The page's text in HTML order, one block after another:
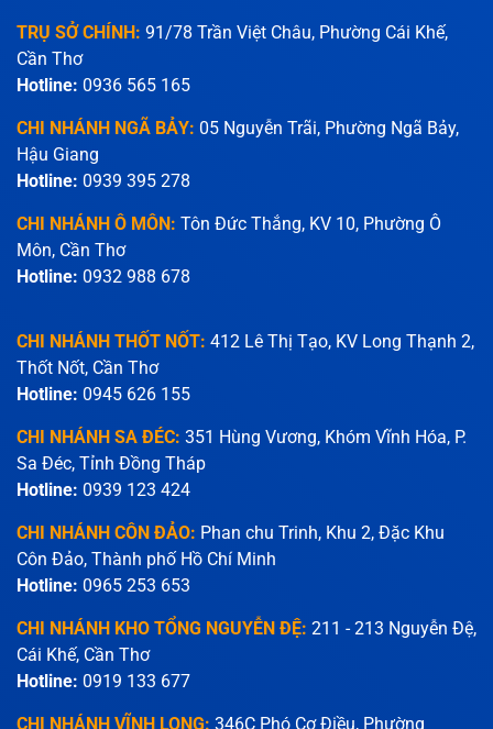
TRỤ SỞ CHÍNH: 91/78 Trần Việt Châu, Phường Cái Khế,
Cần Thơ
Hotline: 0936 565 165
CHI NHÁNH NGÃ BẢY: 05 Nguyễn Trãi, Phường Ngã Bảy,
Hậu Giang
Hotline: 0939 395 278
CHI NHÁNH Ô MÔN: Tôn Đức Thắng, KV 10, Phường Ô
Môn, Cần Thơ
Hotline: 0932 988 678
CHI NHÁNH THỐT NỐT: 412 Lê Thị Tạo, KV Long Thạnh 2,
Thốt Nốt, Cần Thơ
Hotline: 0945 626 155
CHI NHÁNH SA ĐÉC: 351 Hùng Vương, Khóm Vĩnh Hóa, P.
Sa Đéc, Tỉnh Đồng Tháp
Hotline: 0939 123 424
CHI NHÁNH CÔN ĐẢO: Phan chu Trinh, Khu 2, Đặc Khu
Côn Đảo, Thành phố Hồ Chí Minh
Hotline: 0965 253 653
CHI NHÁNH KHO TỔNG NGUYỄN ĐỆ: 211 - 213 Nguyễn Đệ,
Cái Khế, Cần Thơ
Hotline: 0919 133 677
CHI NHÁNH VĨNH LONG: 346C Phó Cơ Điều, Phường